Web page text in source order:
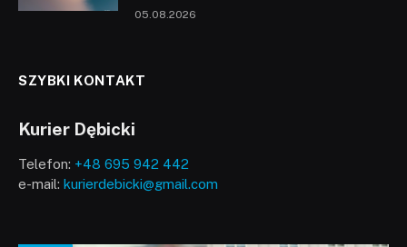
05.08.2026
SZYBKI KONTAKT
Kurier Dębicki
Telefon: +48 695 942 442
e-mail: kurierdebicki@gmail.com